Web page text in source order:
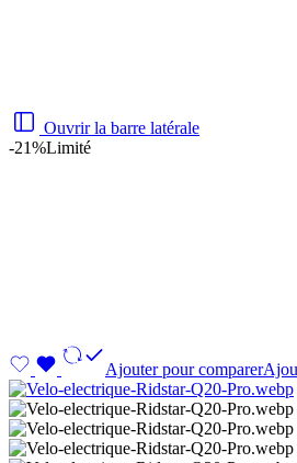
Ouvrir la barre latérale
-21%Limité
Ajouter pour comparer